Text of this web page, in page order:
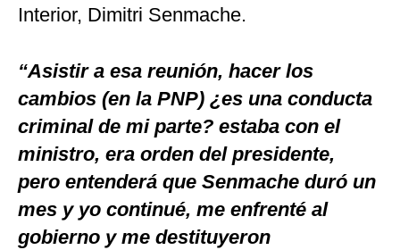
Interior, Dimitri Senmache.
“Asistir a esa reunión, hacer los
cambios (en la PNP) ¿es una conducta
criminal de mi parte? estaba con el
ministro, era orden del presidente,
pero entenderá que Senmache duró un
mes y yo continué, me enfrenté al
gobierno y me destituyeron